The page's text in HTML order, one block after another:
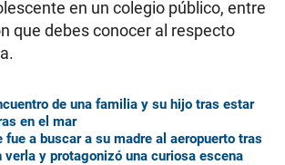
en un colegio público, entre
que debes conocer al respecto
de una familia y su hijo tras estar
en el mar
fue a buscar a su madre al aeropuerto tras
verla y protagonizó una curiosa escena